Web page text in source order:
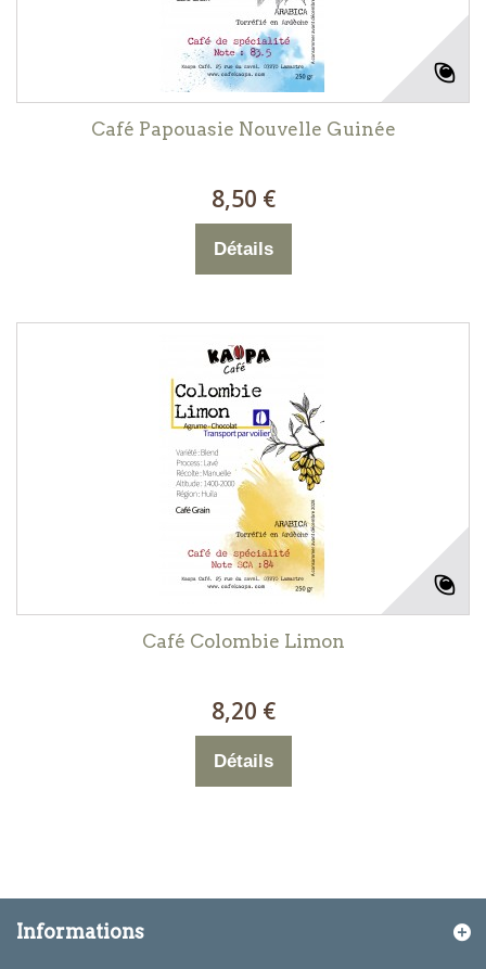
Café Papouasie Nouvelle Guinée
8,50 €
Détails
Café Colombie Limon
8,20 €
Détails
Informations